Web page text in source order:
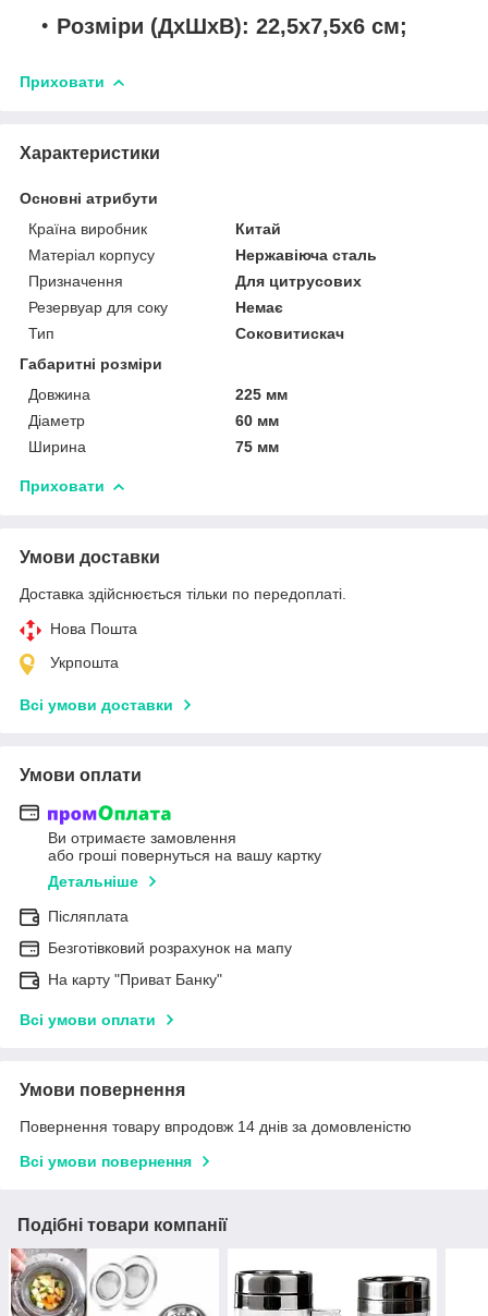
Розміри (ДхШхВ): 22,5х7,5х6 см;
Приховати
Характеристики
Основні атрибути
Країна виробник
Китай
Матеріал корпусу
Нержавіюча сталь
Призначення
Для цитрусових
Резервуар для соку
Немає
Тип
Соковитискач
Габаритні розміри
Довжина
225 мм
Діаметр
60 мм
Ширина
75 мм
Приховати
Умови доставки
Доставка здійснюється тільки по передоплаті.
Нова Пошта
Укрпошта
Всі умови доставки
Умови оплати
Ви отримаєте замовлення
або гроші повернуться на вашу картку
Детальніше
Післяплата
Безготівковий розрахунок на мапу
На карту "Приват Банку"
Всі умови оплати
Умови повернення
Повернення товару впродовж 14 днів за домовленістю
Всі умови повернення
Подібні товари компанії